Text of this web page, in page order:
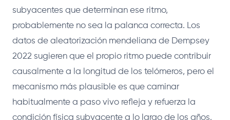
subyacentes que determinan ese ritmo,
probablemente no sea la palanca correcta. Los
datos de aleatorización mendeliana de Dempsey
2022 sugieren que el propio ritmo puede contribuir
causalmente a la longitud de los telómeros, pero el
mecanismo más plausible es que caminar
habitualmente a paso vivo refleja y refuerza la
condición física subyacente a lo largo de los años.